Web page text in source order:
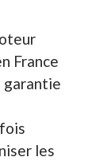
France
garantie
les